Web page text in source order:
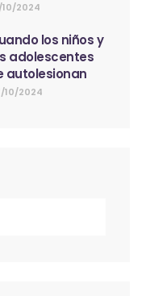
10/2024
los niños y
adolescentes
autolesionan
10/2024